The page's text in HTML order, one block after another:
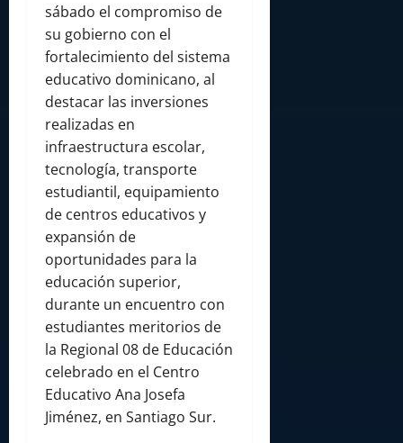
sábado el compromiso de
su gobierno con el
fortalecimiento del sistema
educativo dominicano, al
destacar las inversiones
realizadas en
infraestructura escolar,
tecnología, transporte
estudiantil, equipamiento
de centros educativos y
expansión de
oportunidades para la
educación superior,
durante un encuentro con
estudiantes meritorios de
la Regional 08 de Educación
celebrado en el Centro
Educativo Ana Josefa
Jiménez, en Santiago Sur.